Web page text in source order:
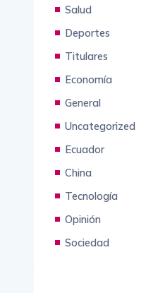
Salud
Deportes
Titulares
Economía
General
Uncategorized
Ecuador
China
Tecnología
Opinión
Sociedad